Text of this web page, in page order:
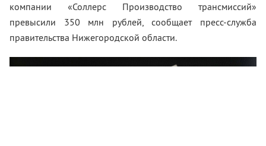
компании «Соллерс Производство трансмиссий»
превысили 350 млн рублей, сообщает пресс-служба
правительства Нижегородской области.